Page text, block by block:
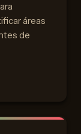
áreas
de